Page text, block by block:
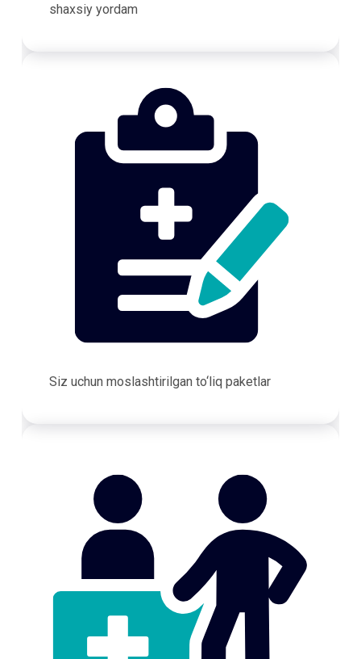
shaxsiy yordam
Siz uchun moslashtirilgan to‘liq paketlar